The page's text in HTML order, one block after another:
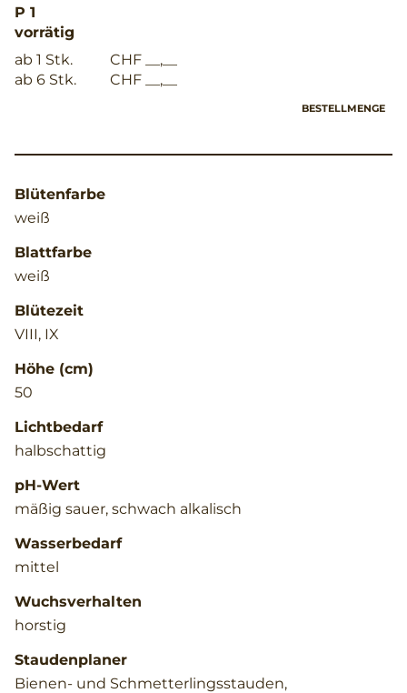
P 1
vorrätig
ab 1 Stk.
CHF __,__
ab 6 Stk.
CHF __,__
BESTELLMENGE
Blütenfarbe
weiß
Blattfarbe
weiß
Blütezeit
VIII, IX
Höhe (cm)
50
Lichtbedarf
halbschattig
pH-Wert
mäßig sauer, schwach alkalisch
Wasserbedarf
mittel
Wuchsverhalten
horstig
Staudenplaner
Bienen- und Schmetterlingsstauden,